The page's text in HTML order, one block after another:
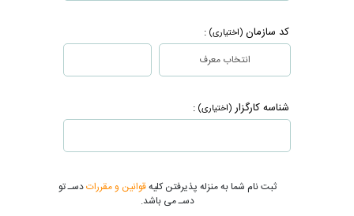
کد سازمان (اختیاری) :
انتخاب معرف
شناسه کارگزار (اختیاری) :
ثبت نام شما به منزله پذیرفتن کلیهقوانین و مقرراتدسـ تو
دسـ می باشد.